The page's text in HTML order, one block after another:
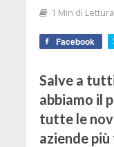
1 Min di Lettura
Facebook
Salve a
abbiamo il
tutte le
aziende